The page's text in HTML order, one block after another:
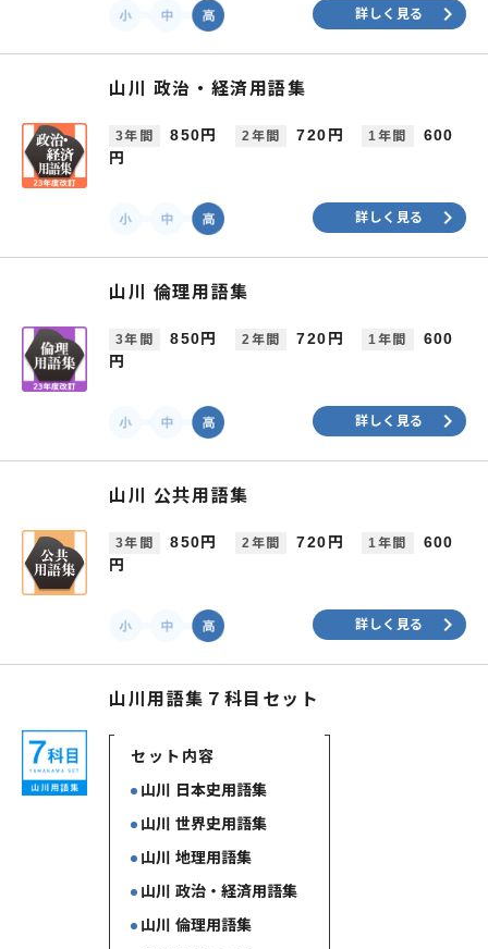
詳しく見る keyboard_arrow_right
山川 政治・経済用語集
3年間 850円 2年間 720円 1年間
600
円
詳しく見る keyboard_arrow_right
山川 倫理用語集
3年間 850円 2年間 720円 1年間
600
円
詳しく見る keyboard_arrow_right
山川 公共用語集
3年間 850円 2年間 720円 1年間
600
円
詳しく見る keyboard_arrow_right
山川用語集７科目セット
セット内容
山川 日本史用語集
山川 世界史用語集
山川 地理用語集
山川 政治・経済用語集
山川 倫理用語集